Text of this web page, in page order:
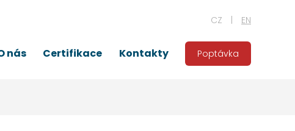
CZ EN
nás Certifikace Kontakty Poptávka